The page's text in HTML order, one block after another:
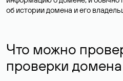
об истории домена и его
Что можно
проверки